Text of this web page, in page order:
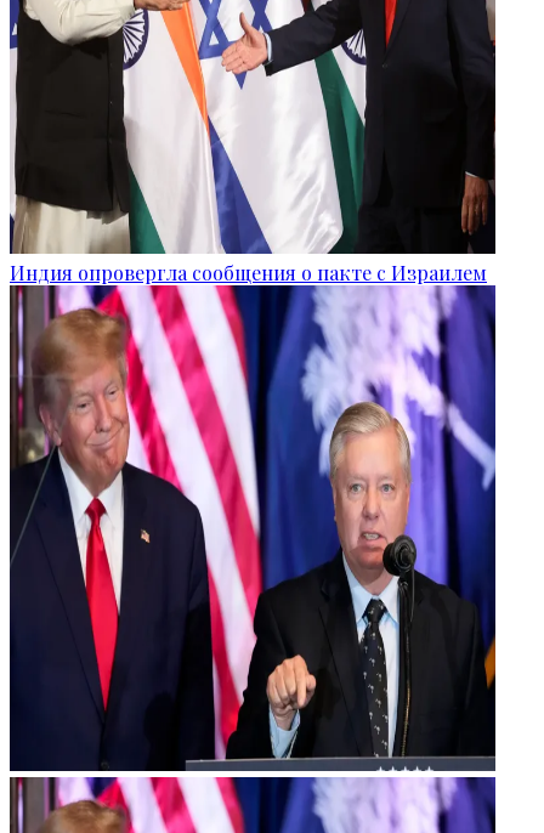
Индия опровергла сообщения о пакте с Израилем